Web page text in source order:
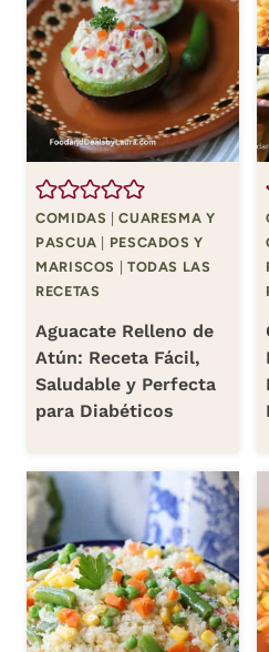
COMIDAS |CUARESMA Y
PASCUA
PESCADOS Y
MARISCOS
TODAS LAS
RECETAS
Aguacate Relleno de
Atún: Receta Fácil,
Saludable y Perfecta
para Diabéticos